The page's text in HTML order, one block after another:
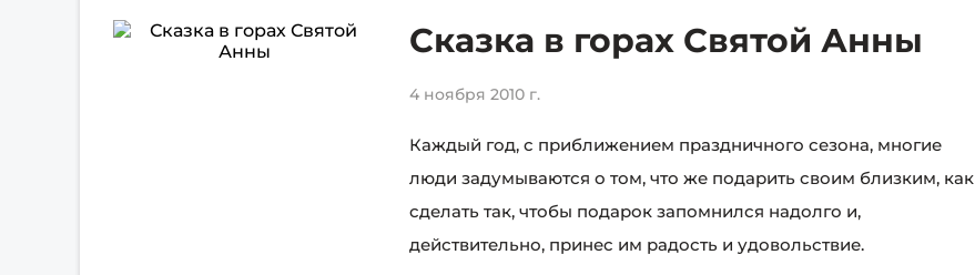
Сказка в горах Святой Анны
4 ноября 2010 г.
Каждый год, с приближением праздничного сезона, многие
люди задумываются о том, что же подарить своим близким, как
сделать так, чтобы подарок запомнился надолго и,
действительно, принес им радость и удовольствие.